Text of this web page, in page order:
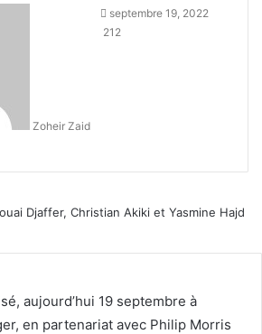
Zoheir Zaid
Envoyer
un
septembre 19, 2022
212
Djaffer, Christian Akiki et Yasmine Hajd
aujourd’hui 19 septembre à
en partenariat avec Philip Morris